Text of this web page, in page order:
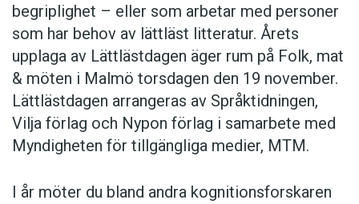
begriplighet – eller som arbetar med personer
som har behov av lättläst litteratur. Årets
upplaga av Lättlästdagen äger rum på Folk, mat
& möten i Malmö torsdagen den 19 november.
Lättlästdagen arrangeras av Språktidningen,
Vilja förlag och Nypon förlag i samarbete med
Myndigheten för tillgängliga medier, MTM.
I år möter du bland andra kognitionsforskaren